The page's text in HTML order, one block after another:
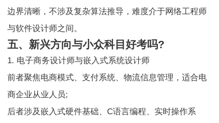
边界清晰，不涉及复杂算法推导，难度介于网络工程师
与软件设计师之间。
五、新兴方向与小众科目好考吗?
1. 电子商务设计师与嵌入式系统设计师
前者聚焦电商模式、支付系统、物流信息管理，适合电
商企业从业人员;
后者涉及嵌入式硬件基础、C语言编程、实时操作系